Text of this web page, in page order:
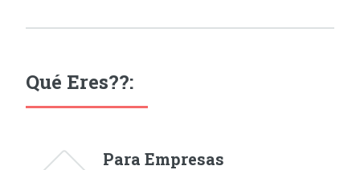
Qué Eres??:
Para Empresas